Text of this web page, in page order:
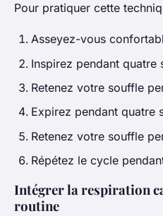
Pour pratiquer cette
Asseyez-vous
Inspirez pendant quatre
Retenez votre souffle
Expirez pendant quatre
Retenez votre souffle
Répétez le cycle
Intégrer la respiration
routine